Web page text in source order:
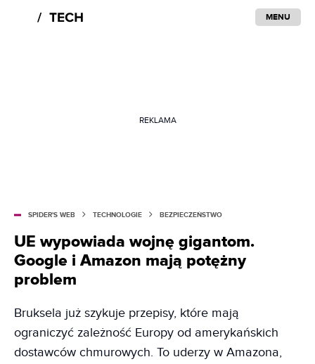
MENU
REKLAMA
SPIDER'S WEB TECHNOLOGIE BEZPIECZEŃSTWO
UE wypowiada wojnę gigantom.
Google i Amazon mają potężny
problem
Bruksela już szykuje przepisy, które mają
ograniczyć zależność Europy od amerykańskich
dostawców chmurowych. To uderzy w Amazona,